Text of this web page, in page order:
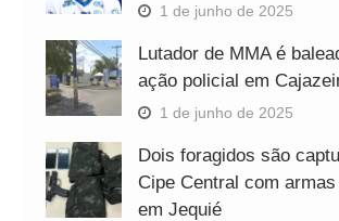
1 de junho de 2025
Lutador de MMA é
ação policial em
1 de junho de 2025
Dois foragidos são
Cipe Central com
em Jequié